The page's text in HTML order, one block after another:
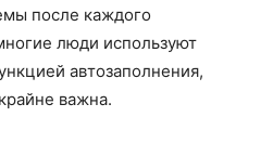
после каждого
люди используют
автозаполнения,
важна.